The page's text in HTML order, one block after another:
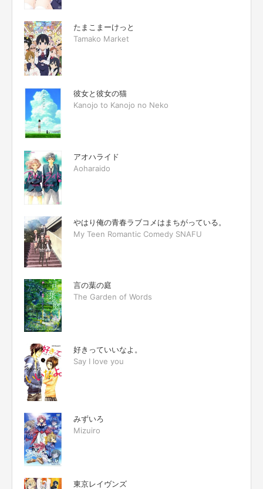
たまこまーけっと
Tamako Market
彼女と彼女の猫
Kanojo to Kanojo no Neko
アオハライド
Aoharaido
やはり俺の青春ラブコメはまちがっている。
My Teen Romantic Comedy SNAFU
言の葉の庭
The Garden of Words
好きっていいなよ。
Say I love you
みずいろ
Mizuiro
東京レイヴンズ